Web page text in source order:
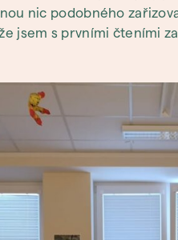
nic podobného
jsem s prvními čteními